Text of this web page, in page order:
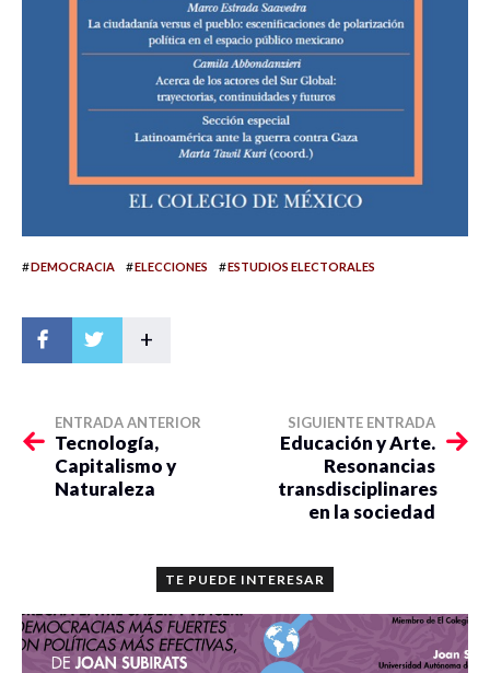
#DEMOCRACIA #ELECCIONES #ESTUDIOS ELECTORALES
+
ENTRADA ANTERIOR
Tecnología,
Capitalismo y
Naturaleza
SIGUIENTE ENTRADA
Educación y Arte.
Resonancias
transdisciplinares
en la sociedad
TE PUEDE INTERESAR